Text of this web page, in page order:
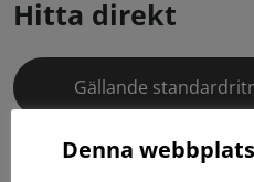
Hitta direkt
Gällande
Dokumentbibliotek
Denna